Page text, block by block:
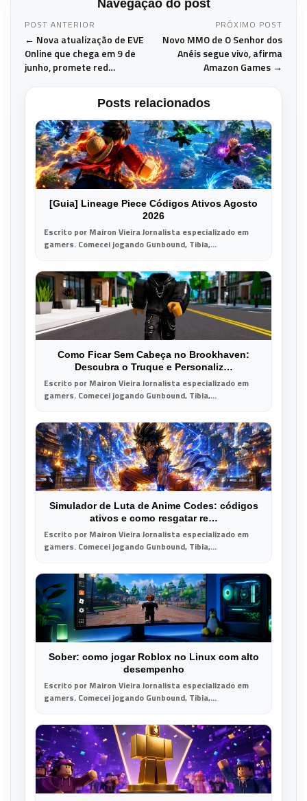
Navegação do post
POST ANTERIOR
← Nova atualização de EVE
Online que chega em 9 de
junho, promete red…
PRÓXIMO POST
Novo MMO de O Senhor dos
Anéis segue vivo, afirma
Amazon Games →
Posts relacionados
[Guia] Lineage Piece Códigos Ativos Agosto
2026
Escrito por Mairon Vieira Jornalista especializado em
gamers. Comecei jogando Gunbound, Tibia,...
Como Ficar Sem Cabeça no Brookhaven:
Descubra o Truque e Personaliz…
Escrito por Mairon Vieira Jornalista especializado em
gamers. Comecei jogando Gunbound, Tibia,...
Simulador de Luta de Anime Codes: códigos
ativos e como resgatar re…
Escrito por Mairon Vieira Jornalista especializado em
gamers. Comecei jogando Gunbound, Tibia,...
Sober: como jogar Roblox no Linux com alto
desempenho
Escrito por Mairon Vieira Jornalista especializado em
gamers. Comecei jogando Gunbound, Tibia,...